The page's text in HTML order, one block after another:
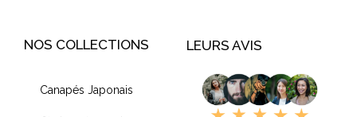
NOS COLLECTIONS
Canapés Japonais
LEURS AVIS